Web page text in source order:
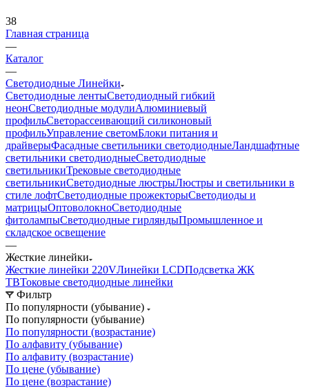
38
Главная страница
—
Каталог
—
Светодиодные Линейки
Светодиодные лентыСветодиодный гибкий
неонСветодиодные модулиАлюминиевый
профильСветорассеивающий силиконовый
профильУправление светомБлоки питания и
драйверыФасадные светильники светодиодныеЛандшафтные
светильники светодиодныеСветодиодные
светильникиТрековые светодиодные
светильникиСветодиодные люстрыЛюстры и светильники в
стиле лофтСветодиодные прожекторыСветодиоды и
матрицыОптоволокноСветодиодные
фитолампыСветодиодные гирляндыПромышленное и
складское освещение
—
Жесткие линейки
Жесткие линейки 220VЛинейки LCDПодсветка ЖК
ТВТоковые светодиодные линейки
Фильтр
По популярности (убывание)
По популярности (убывание)
По популярности (возрастание)
По алфавиту (убывание)
По алфавиту (возрастание)
По цене (убывание)
По цене (возрастание)